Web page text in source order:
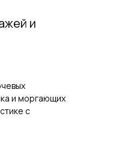
и
и моргающих
с